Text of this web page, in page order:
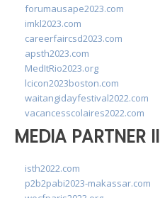
forumausape2023.com
imkl2023.com
careerfaircsd2023.com
apsth2023.com
MedItRio2023.org
lcicon2023boston.com
waitangidayfestival2022.com
vacancesscolaires2022.com
MEDIA PARTNER II
isth2022.com
p2b2pabi2023-makassar.com